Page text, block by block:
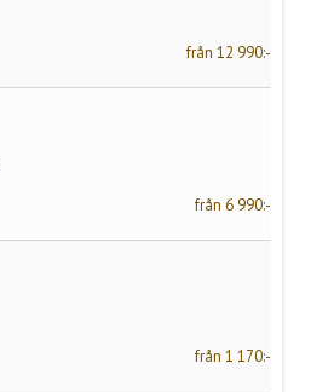
från 12 990:-
från 6 990:-
från 1 170:-